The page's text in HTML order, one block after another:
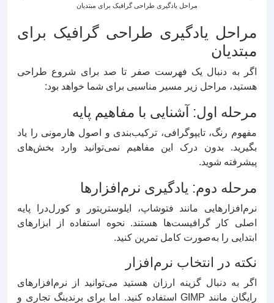
مراحل یادگیری طراحی گرافیک برای مبتدیان
مراحل یادگیری طراحی گرافیک برای
مبتدیان
اگر به دنبال یک فهرست صفر تا صد برای شروع طراحی
هستید، مراحل زیر مسیر مناسبی برای شما خواهد بود:
مرحله اول: آشنایی با مفاهیم پایه
مفهوم رنگ، تایپوگرافی، ترکیب‌بندی و اصول هارمونی را یاد
بگیرید. بدون درک این مفاهیم نمی‌توانید وارد بخش‌های
پیشرفته شوید.
مرحله دوم: یادگیری نرم‌افزارها
نرم‌افزارهایی مانند فتوشاپ، ایلوستریتور و کورل‌درا پایه
اصلی کار گرافیست‌ها هستند. نحوه استفاده از ابزارهای
ابتدایی را به‌صورت کامل تمرین کنید.
نکته در انتخاب نرم‌افزار
اگر به دنبال گزینه ارزان هستید می‌توانید از نرم‌افزارهای
رایگان مانند GIMP استفاده کنید. اما برای برندینگ تجاری و